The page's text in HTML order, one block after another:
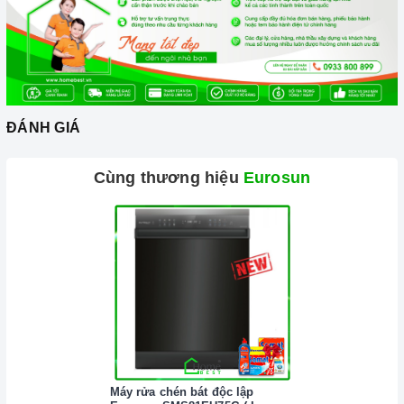
Công nghệ biến tần INVERTER tiết kiệm 30% điện năng.
Trang bị 9 dải công suất nấu.
Công nghệ hiện đại
Chức năng Tự động chia sẻ công suất:
chia sẻ công suất cho các vùng nấu khác nhau.
ĐÁNH GIÁ
Cùng thương hiệu Eurosun
Máy rửa chén bát độc lập